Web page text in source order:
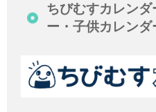
ちびむすカレンダ
ー・子供カレンダ